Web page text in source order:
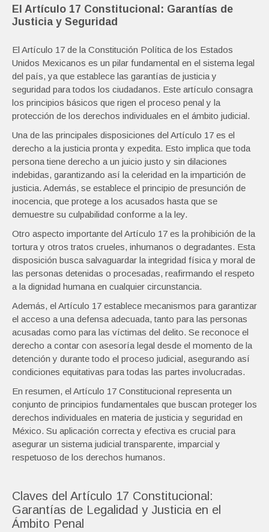
El Artículo 17 Constitucional: Garantías de
Justicia y Seguridad
El Artículo 17 de la Constitución Política de los Estados
Unidos Mexicanos es un pilar fundamental en el sistema legal
del país, ya que establece las garantías de justicia y
seguridad para todos los ciudadanos. Este artículo consagra
los principios básicos que rigen el proceso penal y la
protección de los derechos individuales en el ámbito judicial.
Una de las principales disposiciones del Artículo 17 es el
derecho a la justicia pronta y expedita. Esto implica que toda
persona tiene derecho a un juicio justo y sin dilaciones
indebidas, garantizando así la celeridad en la impartición de
justicia. Además, se establece el principio de presunción de
inocencia, que protege a los acusados hasta que se
demuestre su culpabilidad conforme a la ley.
Otro aspecto importante del Artículo 17 es la prohibición de la
tortura y otros tratos crueles, inhumanos o degradantes. Esta
disposición busca salvaguardar la integridad física y moral de
las personas detenidas o procesadas, reafirmando el respeto
a la dignidad humana en cualquier circunstancia.
Además, el Artículo 17 establece mecanismos para garantizar
el acceso a una defensa adecuada, tanto para las personas
acusadas como para las víctimas del delito. Se reconoce el
derecho a contar con asesoría legal desde el momento de la
detención y durante todo el proceso judicial, asegurando así
condiciones equitativas para todas las partes involucradas.
En resumen, el Artículo 17 Constitucional representa un
conjunto de principios fundamentales que buscan proteger los
derechos individuales en materia de justicia y seguridad en
México. Su aplicación correcta y efectiva es crucial para
asegurar un sistema judicial transparente, imparcial y
respetuoso de los derechos humanos.
Claves del Artículo 17 Constitucional:
Garantías de Legalidad y Justicia en el
Ámbito Penal